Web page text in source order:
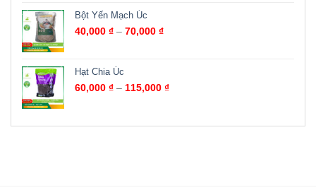
sao
Bột Yến Mạch Úc
40,000 ₫ – 70,000 ₫
Hạt Chia Úc
60,000 ₫ – 115,000 ₫